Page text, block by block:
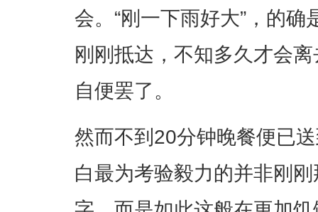
会。“刚一下雨好大”，的
刚刚抵达，不知多久才会
自便罢了。
然而不到20分钟晚餐便已
白最为考验毅力的并非刚